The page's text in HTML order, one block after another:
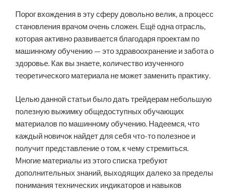
Порог вхождения в эту сферу довольно велик, а процесс
становления врачом очень сложен. Ещё одна отрасль,
которая активно развивается благодаря проектам по
машинному обучению — это здравоохранение и забота о
здоровье. Как вы знаете, количество изученного
теоретического материала не может заменить практику.
Целью данной статьи было дать трейдерам небольшую
полезную выжимку общедоступных обучающих
материалов по машинному обучению. Надеемся, что
каждый новичок найдет для себя что-то полезное и
получит представление о том, к чему стремиться.
Многие материалы из этого списка требуют
дополнительных знаний, выходящих далеко за пределы
понимания технических индикаторов и навыков